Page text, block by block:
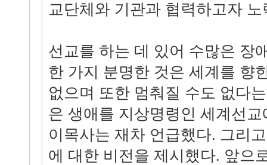
교단체와 기관과 협력하고자 노
선교를 하는 데 있어 수많은 장
한 가지 분명한 것은 세계를 향
없으며 또한 멈춰질 수도 없다
은 생애를 지상명령인 세계선
이목사는 재차 언급했다. 그리
에 대한 비전을 제시했다. 앞으